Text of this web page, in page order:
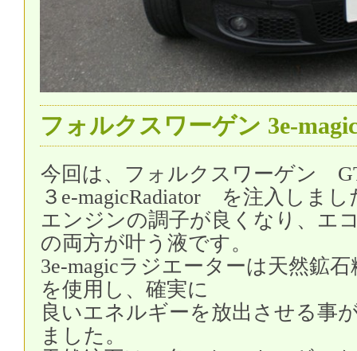
フォルクスワーゲン 3e-
今回は、フォルクスワーゲン
３e-magicRadiator を注入しまし
エンジンの調子が良くなり、エ
の両方が叶う液です。
3e-magicラジエーターは天然鉱
を使用し、確実に
良いエネルギーを放出させる事
ました。